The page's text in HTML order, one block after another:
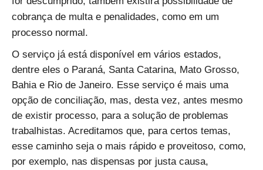
cobrança de multa e penalidades, como em um
processo normal.
O serviço já está disponível em vários estados,
dentre eles o Paraná, Santa Catarina, Mato Grosso,
Bahia e Rio de Janeiro. Esse serviço é mais uma
opção de conciliação, mas, desta vez, antes mesmo
de existir processo, para a solução de problemas
trabalhistas. Acreditamos que, para certos temas,
esse caminho seja o mais rápido e proveitoso, como,
por exemplo, nas dispensas por justa causa,